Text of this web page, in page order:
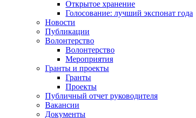
Открытое хранение
Голосование: лучший экспонат года
Новости
Публикации
Волонтерство
Волонтерство
Мероприятия
Гранты и проекты
Гранты
Проекты
Публичный отчет руководителя
Вакансии
Документы